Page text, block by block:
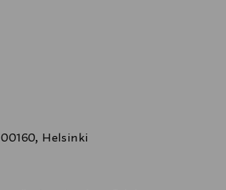
Helsinki